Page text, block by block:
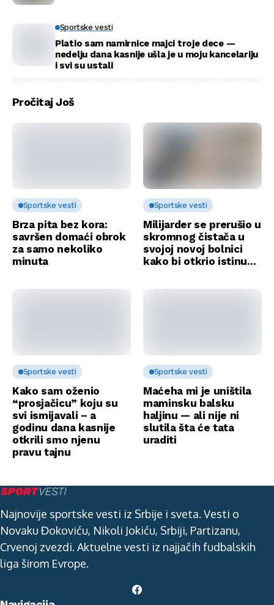
Sportske vesti
Platio sam namirnice majci troje dece —
nedelju dana kasnije ušla je u moju kancelariju
i svi su ustali
Pročitaj Još
Sportske vesti
Brza pita bez kora:
savršen domaći obrok
za samo nekoliko
minuta
Sportske vesti
Milijarder se prerušio u
skromnog čistača u
svojoj novoj bolnici
kako bi otkrio istinu…
Sportske vesti
Kako sam oženio
“prosjačicu” koju su
svi ismijavali – a
godinu dana kasnije
otkrili smo njenu
pravu tajnu
Sportske vesti
Maćeha mi je uništila
maminsku balsku
haljinu — ali nije ni
slutila šta će tata
uraditi
Najnovije sportske vesti iz Srbije i sveta. Vesti o
Novaku Đokoviću, Nikoli Jokiću, Srbiji, Partizanu,
Crvenoj zvezdi. Aktuelne vesti iz najjačih fudbalskih
liga širom Evrope.